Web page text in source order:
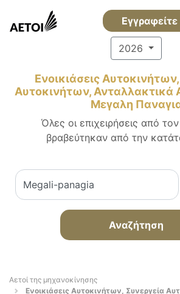
Εγγραφείτε
2026
Ενοικιάσεις
Αυτοκινήτων, Ανταλλακτικά
Μεγαλη
Όλες οι επιχειρήσεις από
βραβεύτηκαν από την
Αναζήτηση
Αετοί της μηχανοκίνησης
Ενοικιάσεις Αυτοκινήτων, Συνεργεία